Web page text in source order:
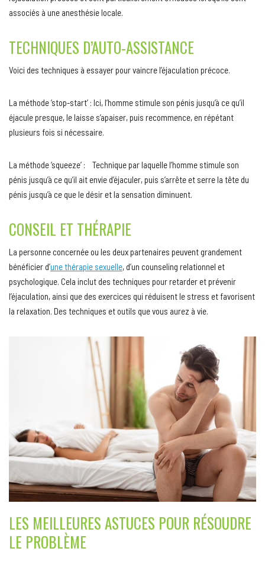
associés à une anesthésie locale.
TECHNIQUES D’AUTO-ASSISTANCE
Voici des techniques à essayer pour vaincre l’éjaculation précoce.
La méthode ‘stop-start’ : Ici, l’homme stimule son pénis jusqu’à ce qu’il
éjacule presque, le laisse s’apaiser, puis recommence, en répétant
plusieurs fois si nécessaire.
La méthode ‘squeeze’ : Technique par laquelle l’homme stimule son
pénis jusqu’à ce qu’il ait envie d’éjaculer, puis s’arrête et serre la tête du
pénis jusqu’à ce que le désir et la sensation diminuent.
CONSEIL ET THÉRAPIE
La personne concernée ou les deux partenaires peuvent grandement
bénéficier d’une thérapie sexuelle, d’un counseling relationnel et
psychologique. Cela inclut des techniques pour retarder et prévenir
l’éjaculation, ainsi que des exercices qui réduisent le stress et favorisent
la relaxation. Des techniques et outils que vous aurez à vie.
LES MEILLEURES ASTUCES POUR RÉSOUDRE
LE PROBLÈME